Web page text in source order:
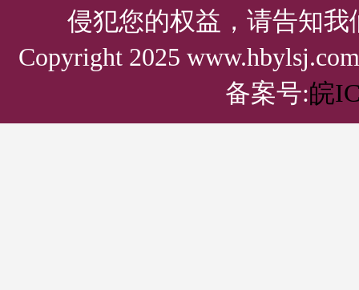
侵犯您的权益，请告知
Copyright 2025
备案号:皖